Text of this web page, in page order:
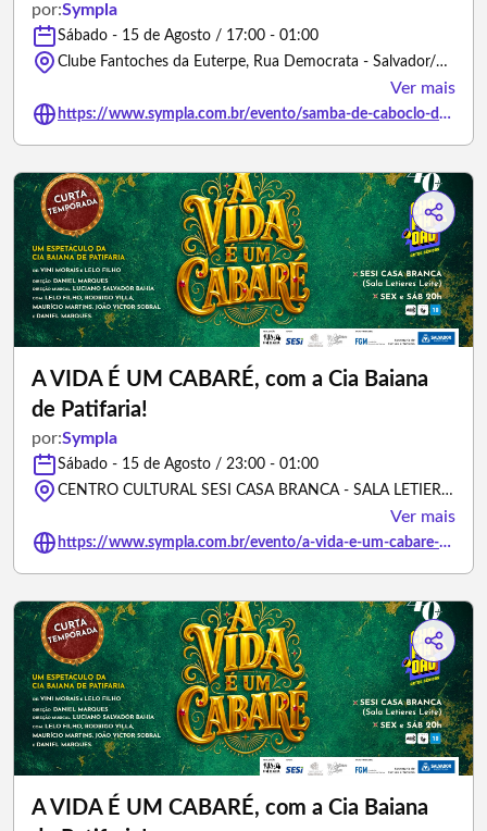
por:Sympla
Sábado - 15 de Agosto / 17:00 - 01:00
Clube Fantoches da Euterpe, Rua Democrata - Salvador/Bahia
Ver mais
https://www.sympla.com.br/evento/samba-de-caboclo-do-rio-de-janeiro-para-salvador-comemorando-10-edicoes/3460164
A VIDA É UM CABARÉ, com a Cia Baiana
de Patifaria!
por:Sympla
Sábado - 15 de Agosto / 23:00 - 01:00
CENTRO CULTURAL SESI CASA BRANCA - SALA LETIERES LEITE, Avenida Caminho de Areia - Salvador/Bahia
Ver mais
https://www.sympla.com.br/evento/a-vida-e-um-cabare-com-a-cia-baiana-de-patifaria/3501795
A VIDA É UM CABARÉ, com a Cia Baiana